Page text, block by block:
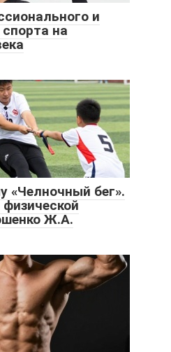
и
на
«Челночный бег».
Ж.А.